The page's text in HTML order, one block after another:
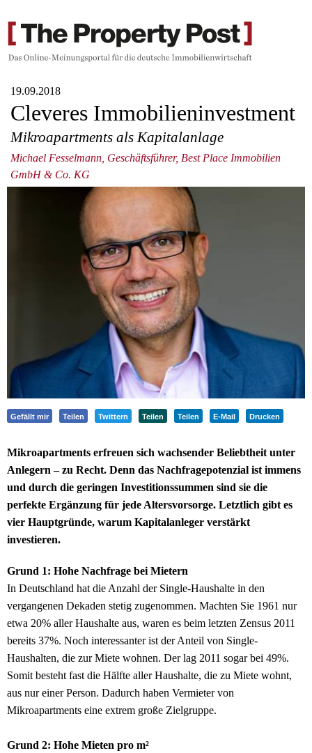
19.09.2018
Cleveres Immobilieninvestment
Mikroapartments als Kapitalanlage
Michael Fesselmann, Geschäftsführer, Best Place Immobilien
GmbH & Co. KG
Gefällt mir Teilen Twittern Teilen Teilen E-Mail Drucken
Mikroapartments erfreuen sich wachsender Beliebtheit unter
Anlegern – zu Recht. Denn das Nachfragepotenzial ist immens
und durch die geringen Investitionssummen sind sie die
perfekte Ergänzung für jede Altersvorsorge. Letztlich gibt es
vier Hauptgründe, warum Kapitalanleger verstärkt
investieren.
Grund 1: Hohe Nachfrage bei Mietern
In Deutschland hat die Anzahl der Single-Haushalte in den
vergangenen Dekaden stetig zugenommen. Machten Sie 1961 nur
etwa 20% aller Haushalte aus, waren es beim letzten Zensus 2011
bereits 37%. Noch interessanter ist der Anteil von Single-
Haushalten, die zur Miete wohnen. Der lag 2011 sogar bei 49%.
Somit besteht fast die Hälfte aller Haushalte, die zu Miete wohnt,
aus nur einer Person. Dadurch haben Vermieter von
Mikroapartments eine extrem große Zielgruppe.
Grund 2: Hohe Mieten pro m²